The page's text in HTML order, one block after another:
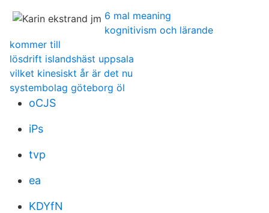
6 mal meaning
kognitivism och lärande
kommer till
lösdrift islandshäst uppsala
vilket kinesiskt år är det nu
systembolag göteborg öl
oCJS
iPs
tvp
ea
KDYfN